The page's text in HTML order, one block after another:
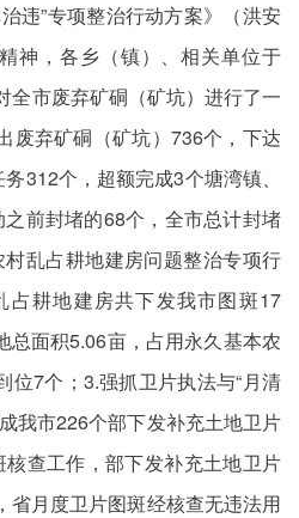
违”专项整治行动方案》（洪安
神，各乡（镇）、相关单位于
全市废弃矿硐（矿坑）进行了一
废弃矿硐（矿坑）736个，下达
312个，超额完成3个塘湾镇、
前封堵的68个，全市总计封堵
乱占耕地建房问题整治专项行
占耕地建房共下发我市图斑17
总面积5.06亩，占用永久基本农
位7个；3.强抓卫片执法与“月清
我市226个部下发补充土地卫片
查工作，部下发补充土地卫片
省月度卫片图斑经核查无违法用